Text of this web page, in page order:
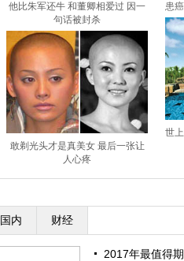
他比朱军还牛 和董卿相爱过 因一
句话被封杀
敢剃光头才是真美女 最后一张让
人心疼
患
世
国内 财经
2017年最值得